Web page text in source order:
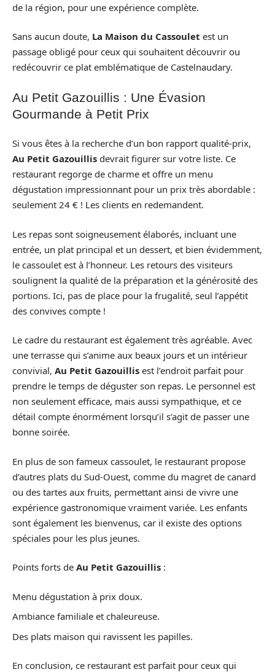
de la région, pour une expérience complète.
Sans aucun doute, La Maison du Cassoulet est un
passage obligé pour ceux qui souhaitent découvrir ou
redécouvrir ce plat emblématique de Castelnaudary.
Au Petit Gazouillis : Une Évasion
Gourmande à Petit Prix
Si vous êtes à la recherche d’un bon rapport qualité-prix,
Au Petit Gazouillis devrait figurer sur votre liste. Ce
restaurant regorge de charme et offre un menu
dégustation impressionnant pour un prix très abordable :
seulement 24 € ! Les clients en redemandent.
Les repas sont soigneusement élaborés, incluant une
entrée, un plat principal et un dessert, et bien évidemment,
le cassoulet est à l’honneur. Les retours des visiteurs
soulignent la qualité de la préparation et la générosité des
portions. Ici, pas de place pour la frugalité, seul l’appétit
des convives compte !
Le cadre du restaurant est également très agréable. Avec
une terrasse qui s’anime aux beaux jours et un intérieur
convivial, Au Petit Gazouillis est l’endroit parfait pour
prendre le temps de déguster son repas. Le personnel est
non seulement efficace, mais aussi sympathique, et ce
détail compte énormément lorsqu’il s’agit de passer une
bonne soirée.
En plus de son fameux cassoulet, le restaurant propose
d’autres plats du Sud-Ouest, comme du magret de canard
ou des tartes aux fruits, permettant ainsi de vivre une
expérience gastronomique vraiment variée. Les enfants
sont également les bienvenus, car il existe des options
spéciales pour les plus jeunes.
Points forts de Au Petit Gazouillis :
Menu dégustation à prix doux.
Ambiance familiale et chaleureuse.
Des plats maison qui ravissent les papilles.
En conclusion, ce restaurant est parfait pour ceux qui